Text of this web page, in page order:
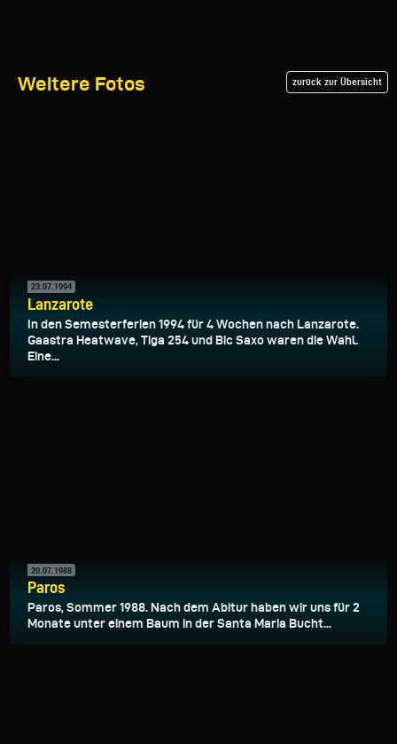
Weitere Fotos zurück zur Übersicht
23.07.1994
Lanzarote
In den Semesterferien 1994 für 4 Wochen nach Lanzarote.
Gaastra Heatwave, Tiga 254 und Bic Saxo waren die Wahl.
Eine...
20.07.1988
Paros
Paros, Sommer 1988. Nach dem Abitur haben wir uns für 2
Monate unter einem Baum in der Santa Maria Bucht...